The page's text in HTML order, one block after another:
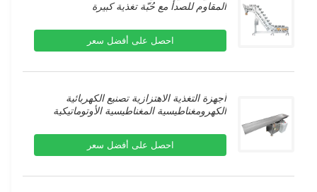
المقاوم للصدأ مع حُبّة تغذية كبيرة
احصل على أفضل سعر
أجهزة التغذية الاهتزازية تصنيع الكهربائية
الكهرومغناطيسية المغناطيسية الأوتوماتيكية
الاهتزازية سلة التغذية المزدوجة
احصل على أفضل سعر